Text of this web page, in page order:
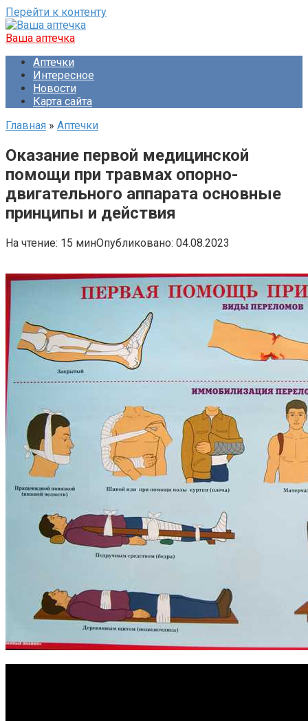
Перейти к контенту
Ваша аптечка
Аптечки
Интересное
Новости
Карта сайта
Главная » Аптечки
Оказание первой медицинской
помощи при травмах опорно-
двигательного аппарата основные
принципы и действия
На чтение: 15 минОпубликовано: 04.08.2023